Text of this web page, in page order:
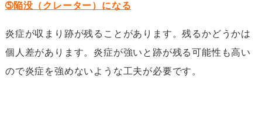
➄陥没（クレーター）になる
炎症が収まり跡が残ることがあります。残るかどうかは
個人差があります。炎症が強いと跡が残る可能性も高い
ので炎症を強めないような工夫が必要です。